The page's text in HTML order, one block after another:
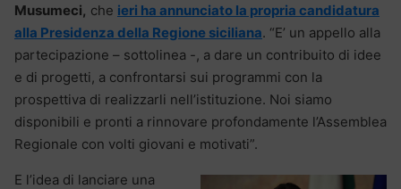
Musumeci, che ieri ha annunciato la propria candidatura
alla Presidenza della Regione siciliana. “E’ un appello alla
partecipazione – sottolinea -, a dare un contribuito di idee
e di progetti, a confrontarsi sui programmi con la
prospettiva di realizzarli nell’istituzione. Noi siamo
disponibili e pronti a rinnovare profondamente l’Assemblea
Regionale con volti giovani e motivati”.
E l’idea di lanciare una